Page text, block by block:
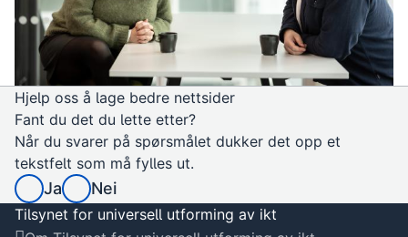
Hjelp oss å lage bedre nettsider
Fant du det du lette etter?
Når du svarer på spørsmålet dukker det opp et
tekstfelt som må fylles ut.
Ja Nei
Tilsynet for universell utforming av ikt